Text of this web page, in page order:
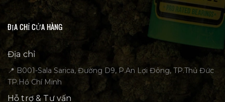
ĐỊA CHỈ CỬA HÀNG
Địa chỉ
📍 B001-Sala Sarica, Đường D9, P.An Lợi Đông, TP.Thủ Đức
TP.Hồ Chí Minh
Hỗ trợ & Tư vấn